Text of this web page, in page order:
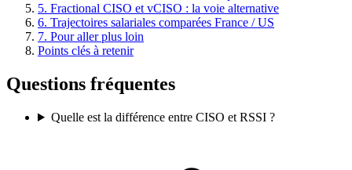
5. Fractional CISO et vCISO : la voie alternative
6. Trajectoires salariales comparées France / US
7. Pour aller plus loin
Points clés à retenir
Questions fréquentes
Quelle est la différence entre CISO et RSSI ?